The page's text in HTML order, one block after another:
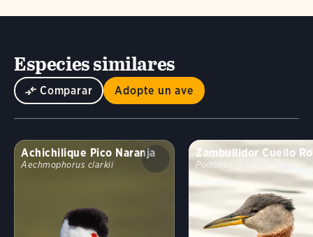
Especies similares
Comparar Adopte un ave
Achichilique Pico Naranja
Aechmophorus clarkii
Zambullidor Cuello
Podiceps grisegena